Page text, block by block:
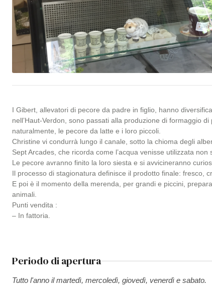
I Gibert, allevatori di pecore da padre in figlio, hanno
nell’Haut-Verdon, sono passati alla produzione di formaggio
naturalmente, le pecore da latte e i loro piccoli.
Christine vi condurrà lungo il canale, sotto la chioma degli
Sept Arcades, che ricorda come l’acqua venisse utilizzata
Le pecore avranno finito la loro siesta e si avvicineranno
Il processo di stagionatura definisce il prodotto finale: fresco,
E poi è il momento della merenda, per grandi e piccini,
animali.
Punti vendita :
– In fattoria.
Periodo di apertura
Tutto l'anno il martedì, mercoledì, giovedì, venerdì e sabato.